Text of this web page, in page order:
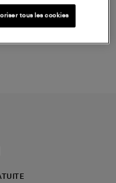
TORAL
Killian Sport
tous les cookies